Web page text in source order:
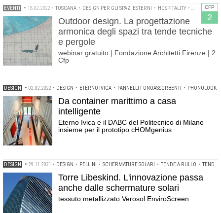
CFP
2
EVENTI • 18.02.2022 • TOSCANA • DESIGN PER GLI SPAZI ESTERNI • HOSPITALITY • OUTDOOR
Outdoor design. La progettazione
armonica degli spazi tra tende tecniche
e pergole
webinar gratuito | Fondazione Architetti Firenze | 2
Cfp
DESIGN • 02.02.2022 • DESIGN • ETERNO IVICA • PANNELLI FONOASSORBENTI • PHONOLOOK
Da container marittimo a casa
intelligente
Eterno Ivica e il DABC del Politecnico di Milano
insieme per il prototipo cHOMgenius
DESIGN • 29.11.2021 • DESIGN • PELLINI • SCHERMATURE SOLARI • TENDE A RULLO • TENDE TECNICHE
Torre Libeskind. L'innovazione passa
anche dalle schermature solari
tessuto metallizzato Verosol EnviroScreen